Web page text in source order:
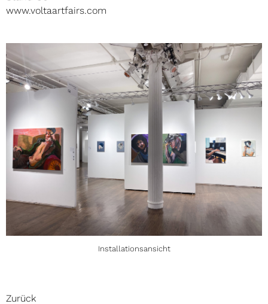
www.voltaartfairs.com
Installationsansicht
Zurück